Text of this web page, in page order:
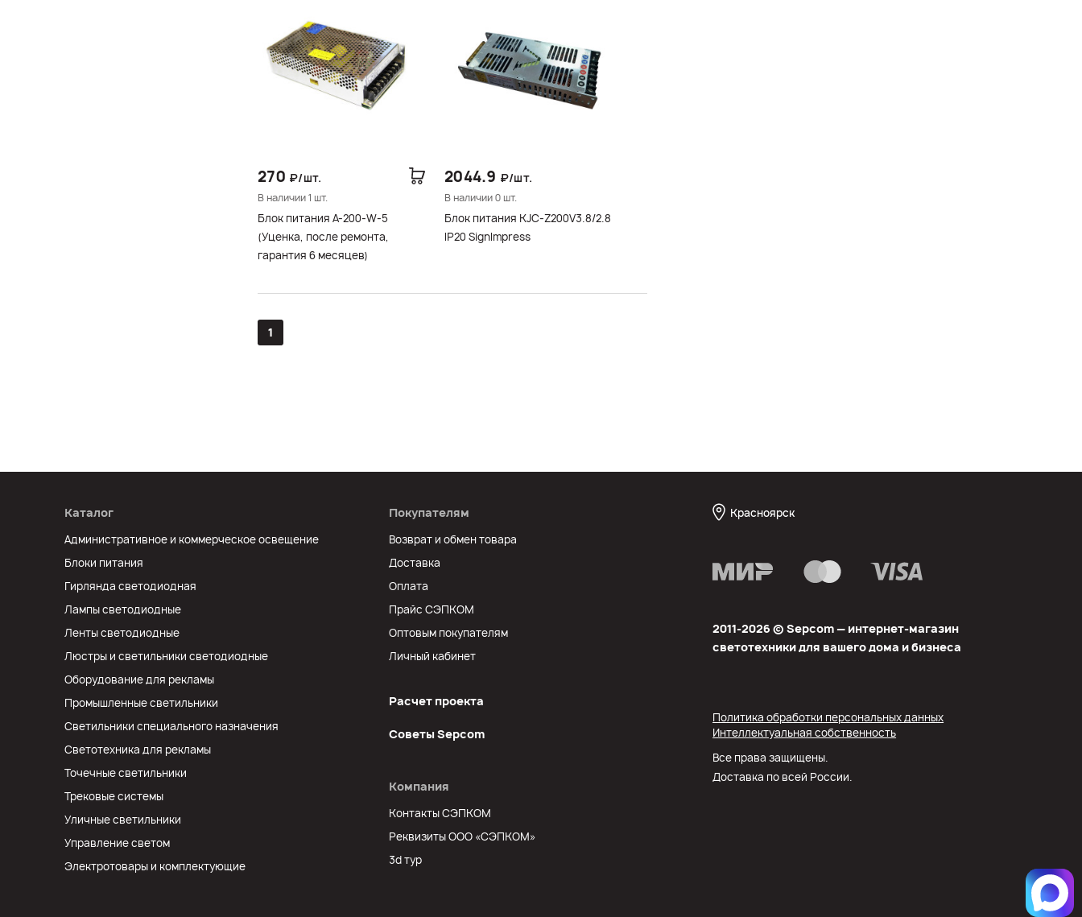
270 ₽/шт.
В наличии 1 шт.
Блок питания A-200-W-5
(Уценка, после ремонта,
гарантия 6 месяцев)
2044.9 ₽/шт.
В наличии 0 шт.
Блок питания KJC-Z200V3.8/2.8
IP20 SignImpress
1
Каталог
Административное и коммерческое освещение
Блоки питания
Гирлянда светодиодная
Лампы светодиодные
Ленты светодиодные
Люстры и светильники светодиодные
Оборудование для рекламы
Промышленные светильники
Светильники специального назначения
Светотехника для рекламы
Точечные светильники
Трековые системы
Уличные светильники
Управление светом
Электротовары и комплектующие
Покупателям
Возврат и обмен товара
Доставка
Оплата
Прайс СЭПКОМ
Оптовым покупателям
Личный кабинет
Расчет проекта
Советы Sеpcom
Компания
Контакты СЭПКОМ
Реквизиты ООО «СЭПКОМ»
3d тур
Красноярск
2011-2026 © Sеpcom — интернет-магазин
светотехники для вашего дома и бизнеса
Политика обработки персональных данных
Интеллектуальная собственность
Все права защищены.
Доставка по всей России.